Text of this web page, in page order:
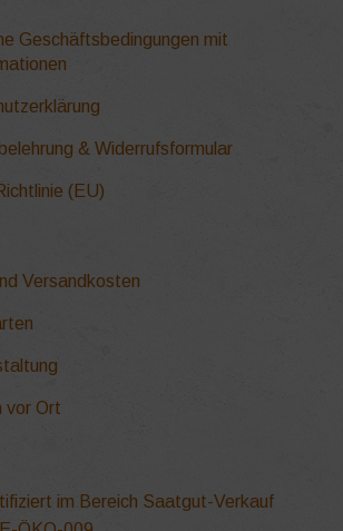
Geschäftsbedingungen mit
& Widerrufsformular
(EU)
Versandkosten
vor Ort
im Bereich Saatgut-Verkauf